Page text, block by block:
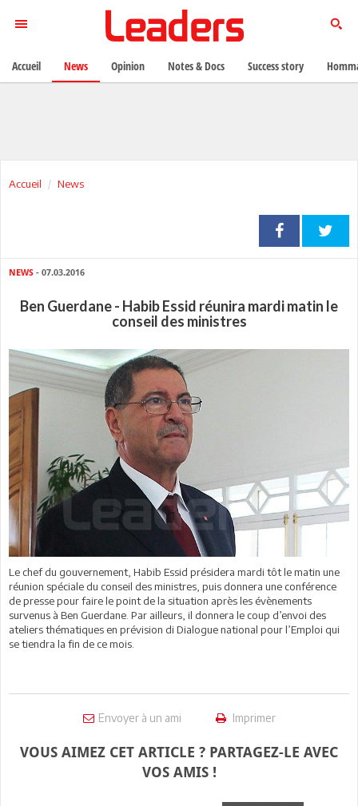
Accueil News
NEWS - 07.03.2016
Ben Guerdane - Habib Essid réunira mardi matin le
conseil des ministres
Le chef du gouvernement, Habib Essid présidera mardi tôt le matin une
réunion spéciale du conseil des ministres, puis donnera une conférence
de presse pour faire le point de la situation après les évènements
survenus à Ben Guerdane. Par ailleurs, il donnera le coup d’envoi des
ateliers thématiques en prévision di Dialogue national pour l’Emploi qui
se tiendra la fin de ce mois.
Envoyer à un ami Imprimer
VOUS AIMEZ CET ARTICLE ? PARTAGEZ-LE AVEC
VOS AMIS !
Accueil News Opinion Notes & Docs Success story